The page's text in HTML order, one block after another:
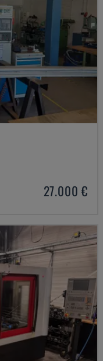
27.000 €